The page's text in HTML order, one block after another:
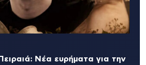
Νέα ευρήματα για την